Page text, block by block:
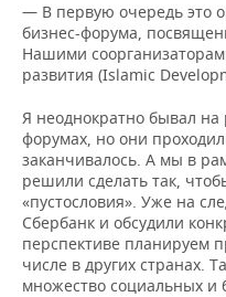
— В первую очередь это
бизнес-форума,
Нашими
развития (Islamic
Я неоднократно бывал
форумах, но они
заканчивалось. А мы в
решили сделать так,
«пустословия». Уже на
Сбербанк и обсудили
перспективе планируем
числе в других странах.
множество социальных и